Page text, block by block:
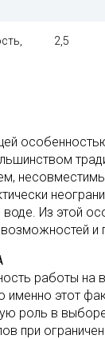
2,5
Из этой
и
работы на
именно этот
роль в
при